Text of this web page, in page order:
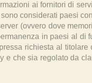
ai fornitori di
considerati paesi
(ovvero dove
in paesi al
richiesta al
e che sia regolato da